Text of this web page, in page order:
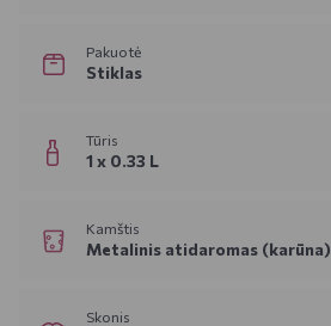
Pakuotė
Stiklas
Tūris
1 x 0.33 L
Kamštis
Metalinis atidaromas (karūna)
Skonis